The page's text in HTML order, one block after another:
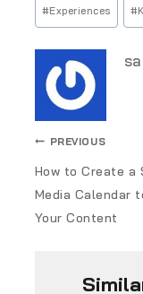
#Experiences #
PREVIOUS
How to Create a
Media Calendar
Your Content